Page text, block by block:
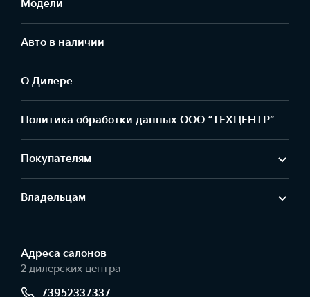
Модели
Авто в наличии
О Дилере
Политика обработки данных ООО “ТЕХЦЕНТР”
Покупателям
Владельцам
Адреса салонов
2 дилерских центра
73952337337